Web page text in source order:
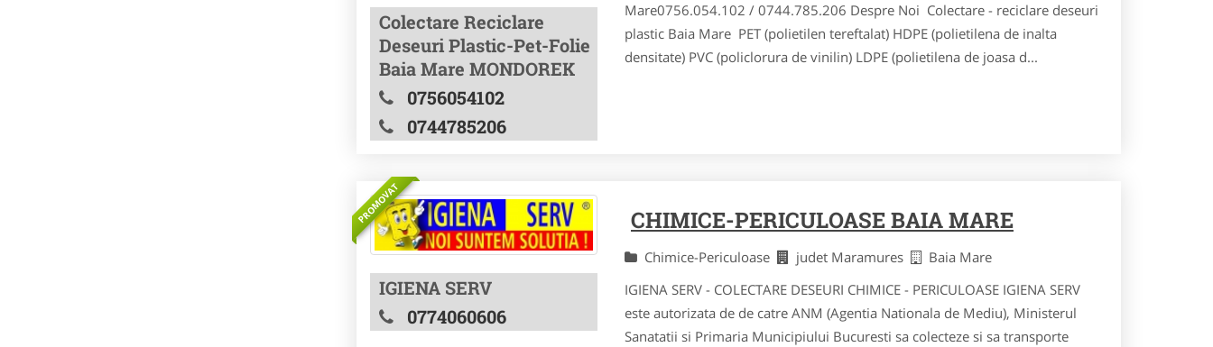
Colectare Reciclare
Deseuri Plastic-Pet-Folie
Baia Mare MONDOREK
0756054102
0744785206
Mare0756.054.102 / 0744.785.206 Despre Noi Colectare - reciclare deseuri
plastic Baia Mare PET (polietilen tereftalat) HDPE (polietilena de inalta
densitate) PVC (policlorura de vinilin) LDPE (polietilena de joasa d...
PROMOVAT
IGIENA SERV
0774060606
CHIMICE-PERICULOASE BAIA MARE
Chimice-Periculoase judet Maramures
Baia Mare
IGIENA SERV - COLECTARE DESEURI CHIMICE - PERICULOASE IGIENA SERV
este autorizata de de catre ANM (Agentia Nationala de Mediu), Ministerul
Sanatatii si Primaria Municipiului Bucuresti sa colecteze si sa transporte